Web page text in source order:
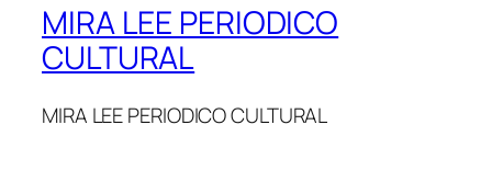
MIRA LEE PERIODICO
CULTURAL
MIRA LEE PERIODICO CULTURAL